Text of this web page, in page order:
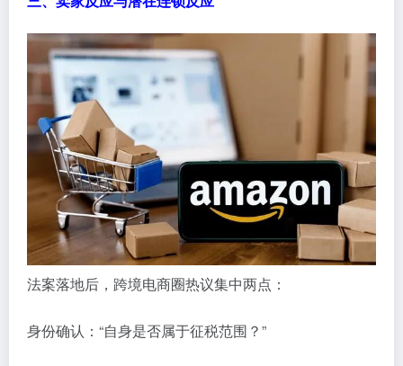
法案落地后，跨境电商圈热议集中两点：
身份确认：“自身是否属于征税范围？”